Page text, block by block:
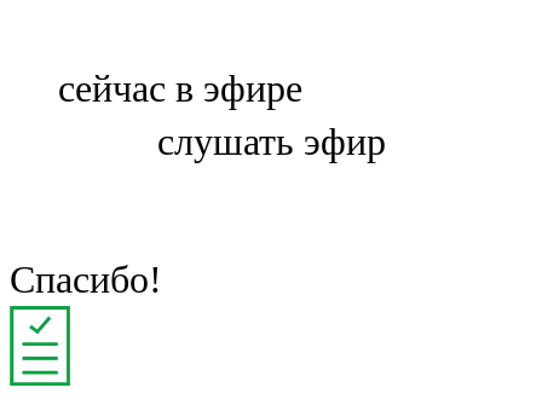
Болгар
Буа
100,3 FM
Зәй
сейчас в эфире
слушать эфир
Спасибо!